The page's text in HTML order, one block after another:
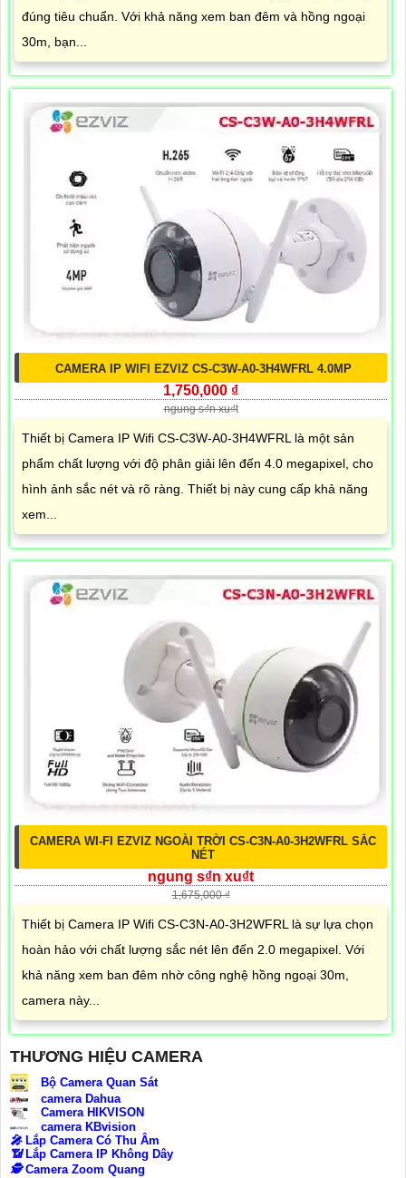
đúng tiêu chuẩn. Với khả năng xem ban đêm và hồng ngoại
30m, bạn...
CAMERA IP WIFI EZVIZ CS-C3W-A0-3H4WFRL 4.0MP
1,750,000 ₫
ngung s₫n xu₫t
Thiết bị Camera IP Wifi CS-C3W-A0-3H4WFRL là một sản
phẩm chất lượng với độ phân giải lên đến 4.0 megapixel, cho
hình ảnh sắc nét và rõ ràng. Thiết bị này cung cấp khả năng
xem...
CAMERA WI-FI EZVIZ NGOÀI TRỜI CS-C3N-A0-3H2WFRL SẮC
NÉT
ngung s₫n xu₫t
1,675,000 ₫
Thiết bị Camera IP Wifi CS-C3N-A0-3H2WFRL là sự lựa chọn
hoàn hảo với chất lượng sắc nét lên đến 2.0 megapixel. Với
khả năng xem ban đêm nhờ công nghệ hồng ngoại 30m,
camera này...
THƯƠNG HIỆU CAMERA
Bộ Camera Quan Sát
camera Dahua
Camera HIKVISON
camera KBvision
️🎤️ Lắp Camera Có Thu Âm
📶 Lắp Camera IP Không Dây
🕵️Camera Zoom Quang